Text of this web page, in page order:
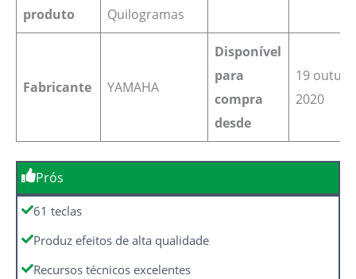
produto
Quilogramas
Fabricante ‎YAMAHA
Disponível
para
compra
desde
19
2020
Prós
61 teclas
Produz efeitos de alta qualidade
Recursos técnicos excelentes